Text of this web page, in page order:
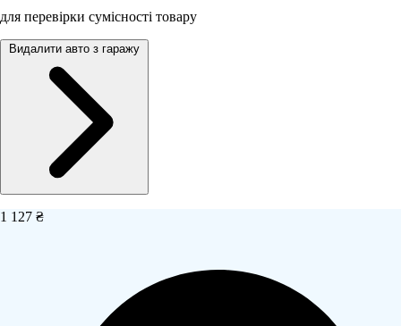
для перевірки сумісності товару
Видалити авто з гаражу
1 127 ₴